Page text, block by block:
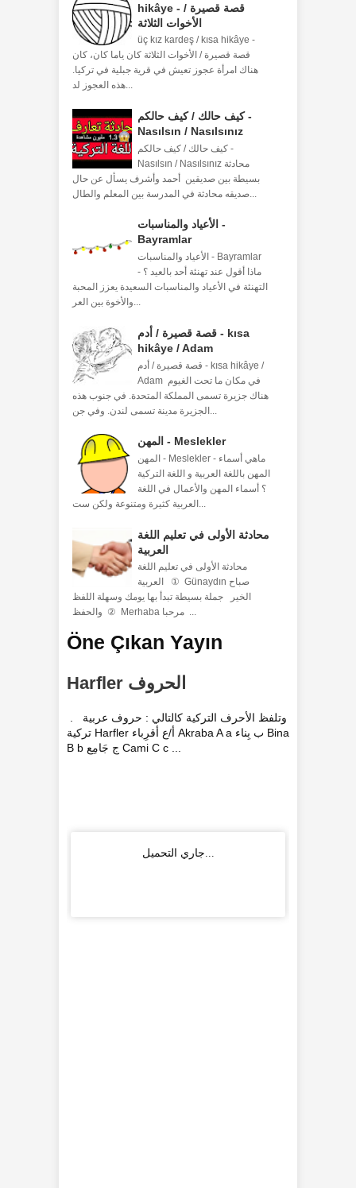
hikâye - قصة قصيرة /
الأخوات الثلاثة
üç kız kardeş / kısa hikâye -
قصة قصيرة / الأخوات الثلاثة كان ياما كان، كان
هناك امرأة عجوز تعيش في قرية جبلية في تركيا.
كيف حالك / كيف حالكم -
Nasılsın / Nasılsınız
كيف حالك / كيف حالكم -
Nasılsın / Nasılsınız محادثة
بسيطة بين صديقين أحمد وأشرف يسأل عن حال
الأعياد والمناسبات -
Bayramlar
الأعياد والمناسبات - Bayramlar
ماذا أقول عند تهنئة أحد بالعيد ؟ -
التهنئة في الأعياد والمناسبات السعيدة يعزز المحبة
قصة قصيرة / أدم - kısa
hikâye / Adam
قصة قصيرة / أدم - kısa hikâye /
Adam في مكان ما تحت الغيوم
هناك جزيرة تسمى المملكة المتحدة. في جنوب هذه
المهن - Meslekler
المهن - Meslekler - ماهي أسماء
المهن باللغة العربية و اللغة التركية
؟ أسماء المهن والأعمال في اللغة
محادثة الأولى في تعليم اللغة
العربية
محادثة الأولى في تعليم اللغة
العربية ① Günaydın صباح
الخير جملة بسيطة تبدأ بها يومك وسهلة اللفظ
Öne Çıkan Yayın
Harfler الحروف
. وتلفظ الأحرف التركية كالتالي : حروف عربية
تركية Harfler أ/ع أقرِباء Akraba A a ب بِناء Bina
B b ج جَامِع Cami C c ...